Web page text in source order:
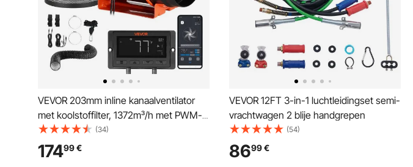
VEVOR 203mm inline kanaalventilator
met koolstoffilter, 1372m³/h met PWM-
en app-bediening, kanaalventilator met
10 snelheden, 9-uurs timer en EC-
motor, afzuigventilator voor kassen,
(34)
17499€
VEVOR 12FT 3-in-1 luchtleidingset semi-
vrachtwagen 2 blije handgrepen
(54)
8699€